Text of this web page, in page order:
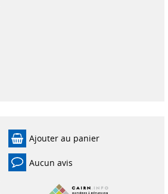
Ajouter au panier
Aucun avis